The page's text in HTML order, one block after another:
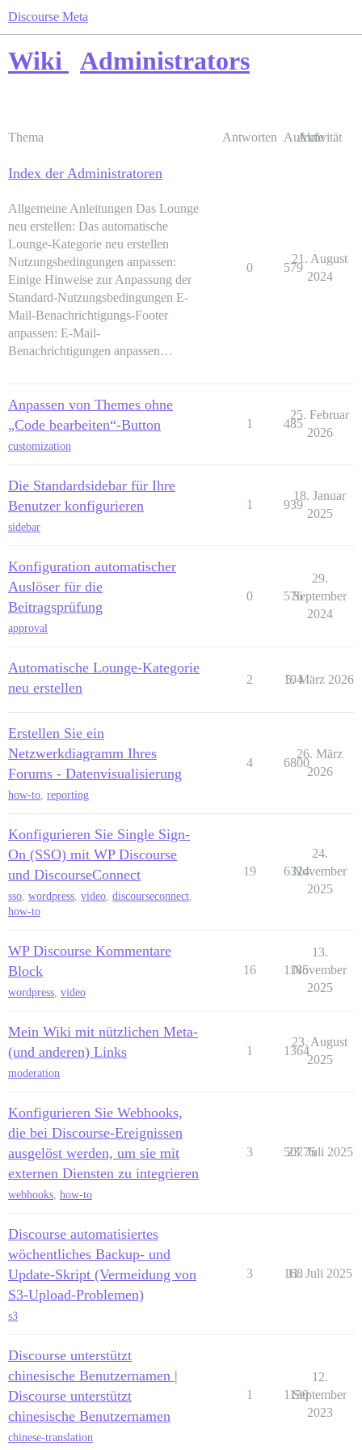
Discourse Meta
Wiki Administrators
Thema Antworten Aufrufe
Aktivität
Index der Administratoren
Allgemeine Anleitungen Das Lounge
neu erstellen: Das automatische
Lounge-Kategorie neu erstellen
Nutzungsbedingungen anpassen:
Einige Hinweise zur Anpassung der
Standard-Nutzungsbedingungen E-
Mail-Benachrichtigungs-Footer
anpassen: E-Mail-
Benachrichtigungen anpassen…
0 579
21. August
2024
Anpassen von Themes ohne
„Code bearbeiten“-Button
customization
1 485
25. Februar
2026
Die Standardsidebar für Ihre
Benutzer konfigurieren
sidebar
1 939
18. Januar
2025
Konfiguration automatischer
Auslöser für die
Beitragsprüfung
approval
0 576
29.
September
2024
Automatische Lounge-Kategorie
neu erstellen
2 194
5. März 2026
Erstellen Sie ein
Netzwerkdiagramm Ihres
Forums - Datenvisualisierung
how-to, reporting
4 6800
26. März
2026
Konfigurieren Sie Single Sign-
On (SSO) mit WP Discourse
und DiscourseConnect
sso, wordpress, video, discourseconnect,
how-to
19 6324
24.
November
2025
WP Discourse Kommentare
Block
wordpress, video
16 1185
13.
November
2025
Mein Wiki mit nützlichen Meta-
(und anderen) Links
moderation
1 1364
23. August
2025
Konfigurieren Sie Webhooks,
die bei Discourse-Ereignissen
ausgelöst werden, um sie mit
externen Diensten zu integrieren
webhooks, how-to
3 50775
23. Juli 2025
Discourse automatisiertes
wöchentliches Backup- und
Update-Skript (Vermeidung von
S3-Upload-Problemen)
s3
3 168
11. Juli 2025
Discourse unterstützt
chinesische Benutzernamen |
Discourse unterstützt
chinesische Benutzernamen
chinese-translation
1 1130
12.
September
2023